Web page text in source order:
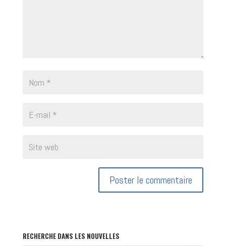
RECHERCHE DANS LES NOUVELLES